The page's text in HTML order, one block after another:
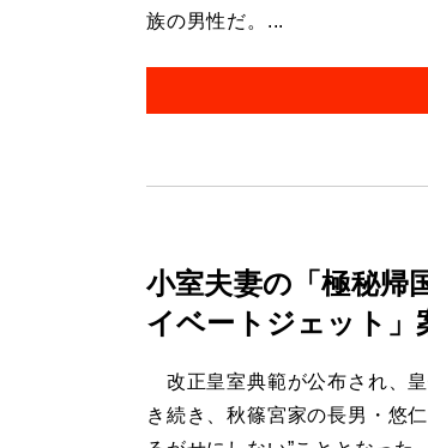
族の男性だ。...
小室夫妻の「極秘
イベートジェット
改正皇室典範が公布され、皇
き続き、秋篠宮家の長男・悠